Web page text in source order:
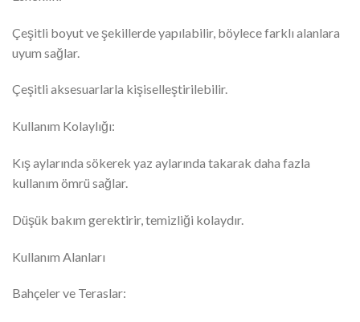
Çeşitli boyut ve şekillerde yapılabilir, böylece farklı alanlara
uyum sağlar.
Çeşitli aksesuarlarla kişiselleştirilebilir.
Kullanım Kolaylığı:
Kış aylarında sökerek yaz aylarında takarak daha fazla
kullanım ömrü sağlar.
Düşük bakım gerektirir, temizliği kolaydır.
Kullanım Alanları
Bahçeler ve Teraslar: